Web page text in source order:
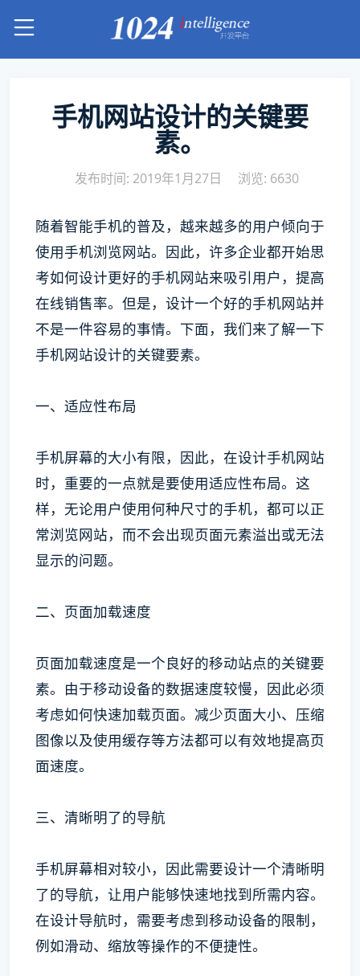
手机网站设计的关键要
素。
发布时间: 2019年1月27日 浏览: 6630
随着智能手机的普及，越来越多的用户倾向于
使用手机浏览网站。因此，许多企业都开始思
考如何设计更好的手机网站来吸引用户，提高
在线销售率。但是，设计一个好的手机网站并
不是一件容易的事情。下面，我们来了解一下
手机网站设计的关键要素。
一、适应性布局
手机屏幕的大小有限，因此，在设计手机网站
时，重要的一点就是要使用适应性布局。这
样，无论用户使用何种尺寸的手机，都可以正
常浏览网站，而不会出现页面元素溢出或无法
显示的问题。
二、页面加载速度
页面加载速度是一个良好的移动站点的关键要
素。由于移动设备的数据速度较慢，因此必须
考虑如何快速加载页面。减少页面大小、压缩
图像以及使用缓存等方法都可以有效地提高页
面速度。
三、清晰明了的导航
手机屏幕相对较小，因此需要设计一个清晰明
了的导航，让用户能够快速地找到所需内容。
在设计导航时，需要考虑到移动设备的限制，
例如滑动、缩放等操作的不便捷性。